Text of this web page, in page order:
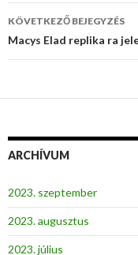
KÖVETKEZŐ BEJEGYZÉS
Macys Elad replika ra
ARCHÍVUM
2023. szeptember
2023. augusztus
2023. július